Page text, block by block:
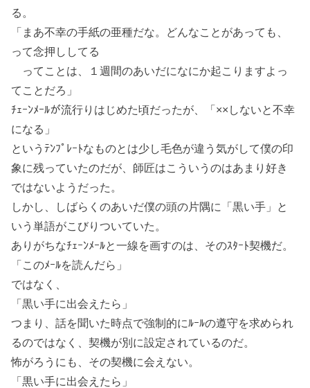
る。
「まあ不幸の手紙の亜種だな。どんなことがあっても、
って念押ししてる
ってことは、１週間のあいだになにか起こりますよっ
てことだろ」
ﾁｪｰﾝﾒｰﾙが流行りはじめた頃だったが、「××しないと不幸
になる」
というﾃﾝﾌﾟﾚｰﾄなものとは少し毛色が違う気がして僕の印
象に残っていたのだが、師匠はこういうのはあまり好き
ではないようだった。
しかし、しばらくのあいだ僕の頭の片隅に「黒い手」と
いう単語がこびりついていた。
ありがちなﾁｪｰﾝﾒｰﾙと一線を画すのは、そのｽﾀｰﾄ契機だ。
「このﾒｰﾙを読んだら」
ではなく、
「黒い手に出会えたら」
つまり、話を聞いた時点で強制的にﾙｰﾙの遵守を求められ
るのではなく、契機が別に設定されているのだ。
怖がろうにも、その契機に会えない。
「黒い手に出会えたら」